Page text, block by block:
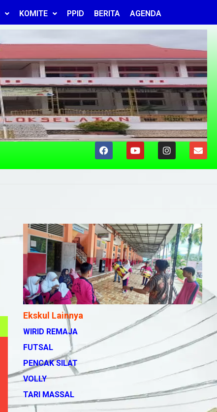
KOMITE PPID BERITA AGENDA
Ekskul Lainnya
WIRID REMAJA
FUTSAL
PENCAK SILAT
VOLLY
TARI MASSAL